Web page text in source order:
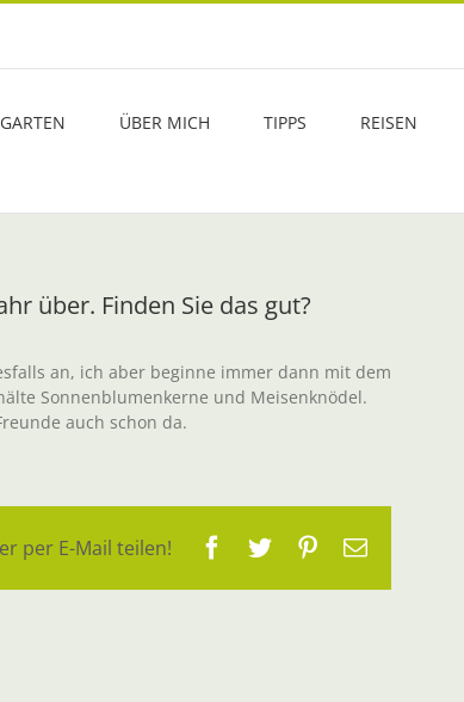
ÜBER MICH TIPPS REISEN
über. Finden Sie das gut?
an, ich aber beginne immer dann mit dem
Sonnenblumenkerne und Meisenknödel.
auch schon da.
per E-Mail teilen! Facebook
TwitterPinterest
E-